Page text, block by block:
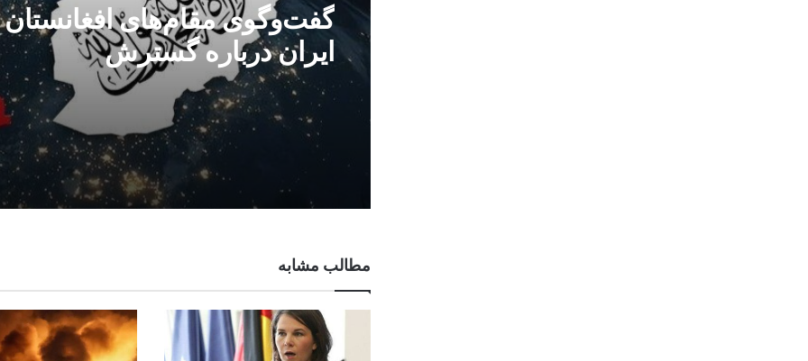
گفت‌وگوی مقام‌های
ایران درباره گسترش
همکاری‌های اقتصادی و تجارتی
مطالب مشابه